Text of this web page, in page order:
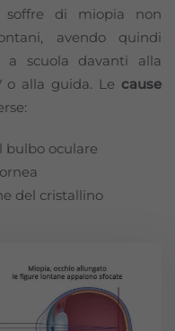
di miopia non
avendo quindi
a scuola davanti alla
o alla guida. Le cause
bulbo oculare
del cristallino